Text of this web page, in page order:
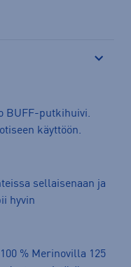
BUFF-putkihuivi.
käyttöön.
sellaisenaan ja
hyvin
% Merinovilla 125